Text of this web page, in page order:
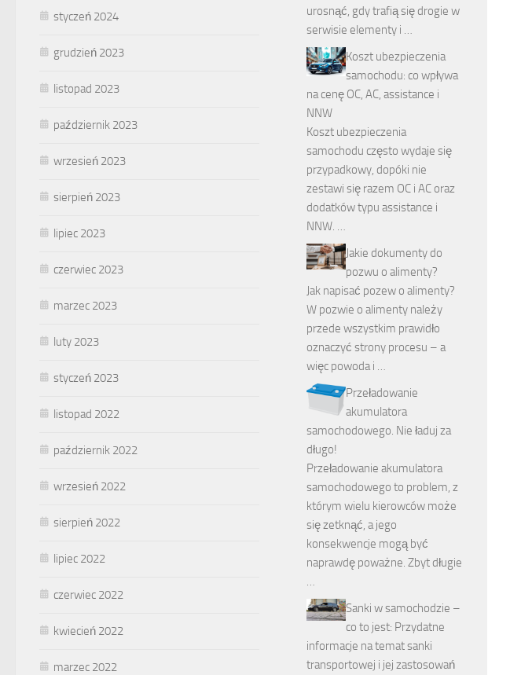
styczeń 2024
grudzień 2023
listopad 2023
październik 2023
wrzesień 2023
sierpień 2023
lipiec 2023
czerwiec 2023
marzec 2023
luty 2023
styczeń 2023
listopad 2022
październik 2022
wrzesień 2022
sierpień 2022
lipiec 2022
czerwiec 2022
kwiecień 2022
marzec 2022
urosnąć, gdy trafią się drogie w
serwisie elementy i …
Koszt ubezpieczenia
samochodu: co wpływa
na cenę OC, AC, assistance i
NNW
Koszt ubezpieczenia
samochodu często wydaje się
przypadkowy, dopóki nie
zestawi się razem OC i AC oraz
dodatków typu assistance i
NNW. …
Jakie dokumenty do
pozwu o alimenty?
Jak napisać pozew o alimenty?
W pozwie o alimenty należy
przede wszystkim prawidło
oznaczyć strony procesu – a
więc powoda i …
Przeładowanie
akumulatora
samochodowego. Nie ładuj za
długo!
Przeładowanie akumulatora
samochodowego to problem, z
którym wielu kierowców może
się zetknąć, a jego
konsekwencje mogą być
naprawdę poważne. Zbyt długie
…
Sanki w samochodzie –
co to jest: Przydatne
informacje na temat sanki
transportowej i jej zastosowań